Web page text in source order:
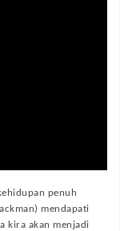
penuh
mendapati
kira akan menjadi